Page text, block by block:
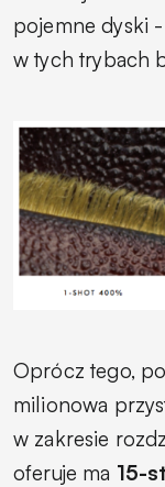
pojemne dyski
w tych trybach
Oprócz tego,
milionowa
w zakresie
oferuje ma 15-